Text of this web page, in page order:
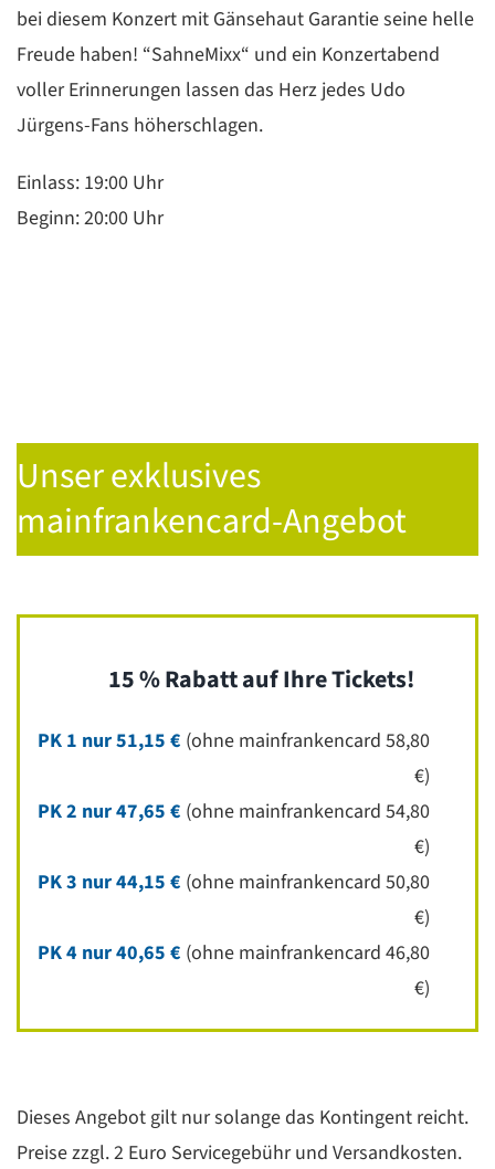
bei diesem Konzert mit Gänsehaut Garantie seine helle
Freude haben! “SahneMixx“ und ein Konzertabend
voller Erinnerungen lassen das Herz jedes Udo
Jürgens-Fans höherschlagen.
Einlass: 19:00 Uhr
Beginn: 20:00 Uhr
Unser exklusives
mainfrankencard-Angebot
15 % Rabatt auf Ihre Tickets!
PK 1 nur 51,15 € (ohne mainfrankencard 58,80
€)
PK 2 nur 47,65 € (ohne mainfrankencard 54,80
€)
PK 3 nur 44,15 € (ohne mainfrankencard 50,80
€)
PK 4 nur 40,65 € (ohne mainfrankencard 46,80
€)
Dieses Angebot gilt nur solange das Kontingent reicht.
Preise zzgl. 2 Euro Servicegebühr und Versandkosten.